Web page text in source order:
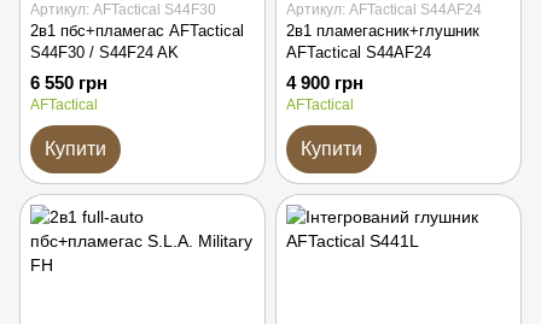
Артикул: AFTactical S44F30
2в1 пбс+пламегас AFTactical
S44F30 / S44F24 AK
6 550 грн
AFTactical
Купити
Артикул: AFTactical S44AF24
2в1 пламегасник+глушник
AFTactical S44AF24
4 900 грн
AFTactical
Купити